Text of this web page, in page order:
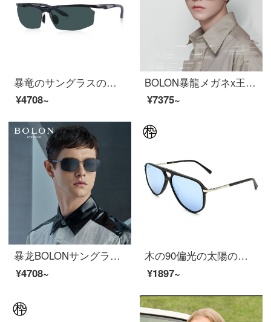
暴竜のサングラスの男の高清の偏光のアルミニウムのマグネシウムのサングラスは運転して鏡の太陽の眼鏡の復古するパイロットの枠の潮流のBL 9003-鏡の枠の黒色/レンズの緑色の偏光を運転します
¥4708~
BOLON暴龍メガネx王俊凱連名サングラスサングラスサングラスサングラスサングラスサングラスサングラス【ギフトボックス】BL 3038 E 11-透灰変色
¥7375~
暴龙BOLONサングラスの長方形の枠のサングラスの男性の金の偏光眼鏡BL 7118 C 10
¥4708~
木の90偏光の太陽のメガネの個性の大きい枠のパイロットのサングラスの男女のカップルのモデルのSM 1920269 C 03 61 mm
¥1897~